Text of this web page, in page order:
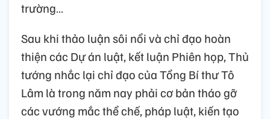
trường…
Sau khi thảo luận sôi nổi và chỉ đạo hoàn
thiện các Dự án luật, kết luận Phiên họp, Thủ
tướng nhắc lại chỉ đạo của Tổng Bí thư Tô
Lâm là trong năm nay phải cơ bản tháo gỡ
các vướng mắc thể chế, pháp luật, kiến tạo